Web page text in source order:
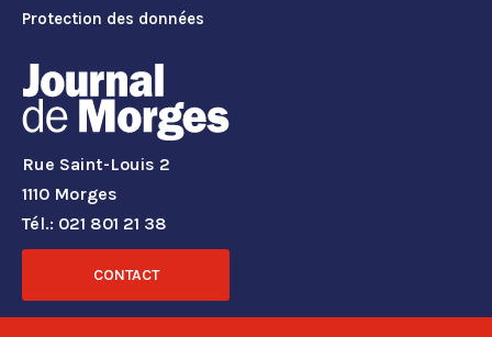
Protection des données
Rue Saint-Louis 2
1110 Morges
Tél.: 021 801 21 38
CONTACT